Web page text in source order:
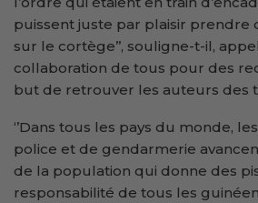
puissent juste par plaisir prendre
sur le cortège’’, souligne-t-il,
collaboration de tous pour des
but de retrouver les auteurs des
‘’Dans tous les pays du monde,
police et de gendarmerie
de la population qui donne des
responsabilité de tous les